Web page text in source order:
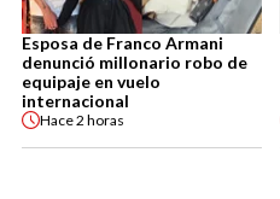
Esposa de Franco Armani
denunció millonario robo de
equipaje en vuelo
internacional
Hace2 horas